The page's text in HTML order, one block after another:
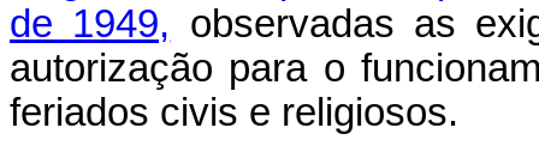
de 1949, observadas as
autorização para o
feriados civis e religiosos.